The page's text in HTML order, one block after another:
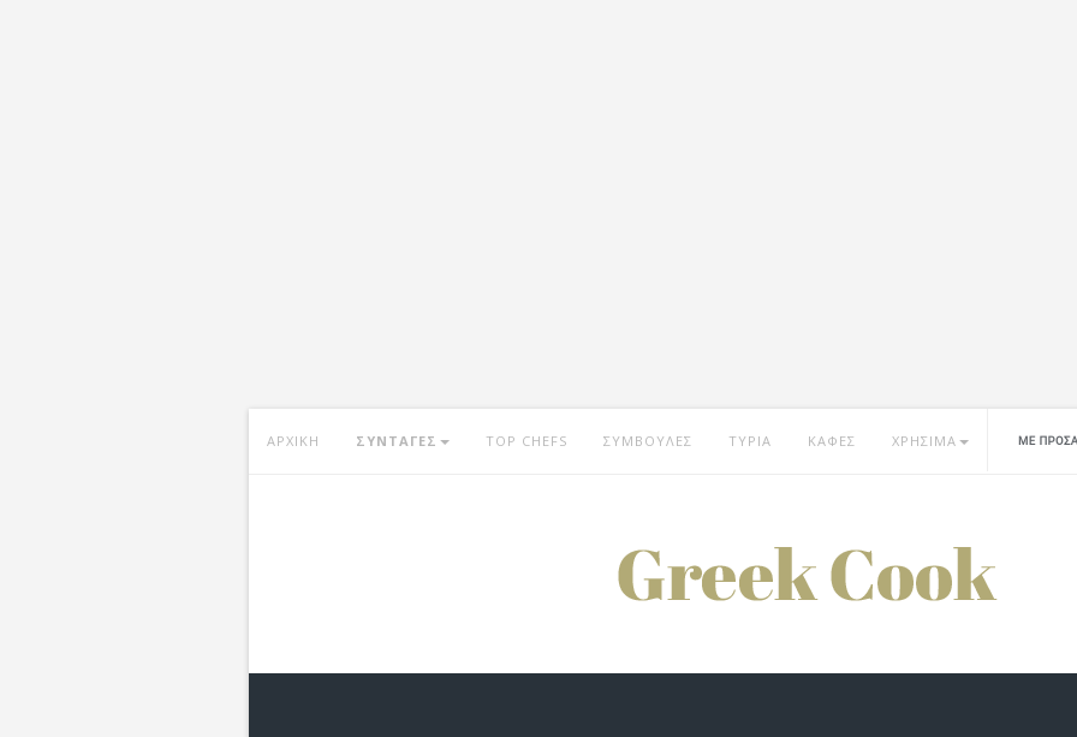
ΑΡΧΙΚΗ ΣΥΝΤΑΓΕΣ TOP CHEFS ΣΥΜΒΟΥΛΕΣ ΤΥΡΙΑ ΚΑΦΕΣ ΧΡΗΣΙΜΑ